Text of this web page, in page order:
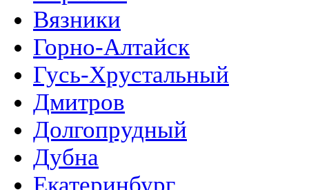
Вязники
Горно-Алтайск
Гусь-Хрустальный
Дмитров
Долгопрудный
Дубна